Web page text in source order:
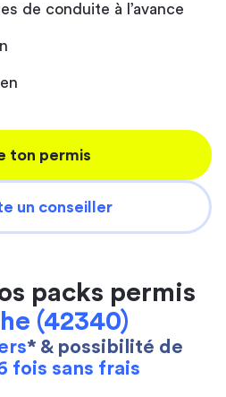
de conduite à l’avance
ton permis
un conseiller
packs permis
(42340)
* & possibilité de
fois sans frais